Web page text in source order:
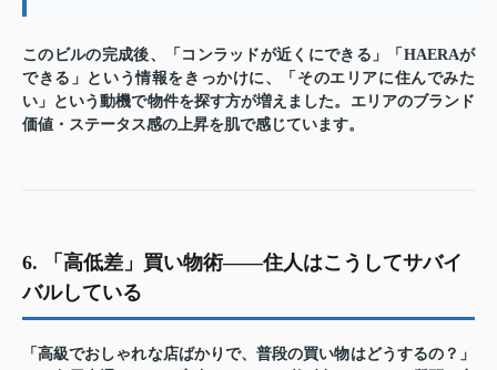
このビルの完成後、「コンラッドが近くにできる」「HAERAが
できる」という情報をきっかけに、「そのエリアに住んでみた
い」という動機で物件を探す方が増えました。エリアのブランド
価値・ステータス感の上昇を肌で感じています。
6. 「高低差」買い物術——住人はこうしてサバイ
バルしている
「高級でおしゃれな店ばかりで、普段の買い物はどうするの？」